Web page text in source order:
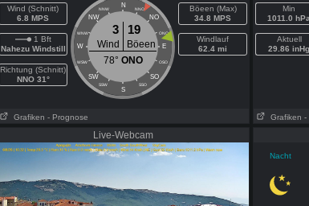
Wind (Schnitt)
6.8 MPS
1 Bft
Nahezu Windstill
Richtung (Schnitt)
NNO 31°
N
NNW NNO
NW NO
WNW ONO
W E
WSW OSO
SW SO
SSW SSO
S
3 19
Wind
Böeen
78° ONO
Böeen (Max)
34.8 MPS
Windlauf
62.4 mi
Grafiken - Prognose
Min
1011.0 hPa
Aktuell
29.86 inHg
Grafiken -
Live-Webcam
Nacht